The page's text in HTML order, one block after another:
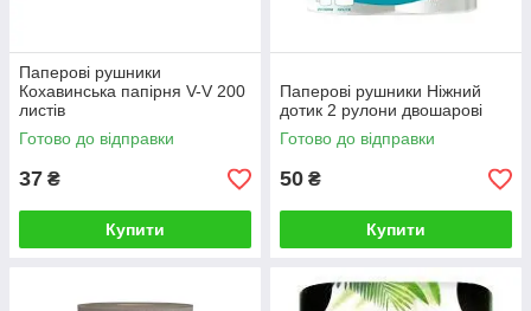
Паперові рушники
Кохавинська папірня V-V 200
листів
Готово до відправки
37 ₴
Купити
Паперові рушники Ніжний
дотик 2 рулони двошарові
Готово до відправки
50 ₴
Купити